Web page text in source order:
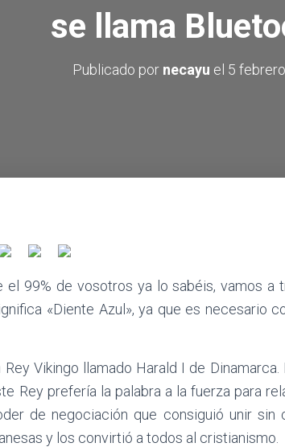
se llama
Publicado por necayu el 5
el 99% de vosotros ya lo sabéis, vamos a
«Diente Azul», ya que es necesario
Vikingo llamado Harald I de Dinamarca.
Rey prefería la palabra a la fuerza para
de negociación que consiguió unir sin
y los convirtió a todos al cristianismo.